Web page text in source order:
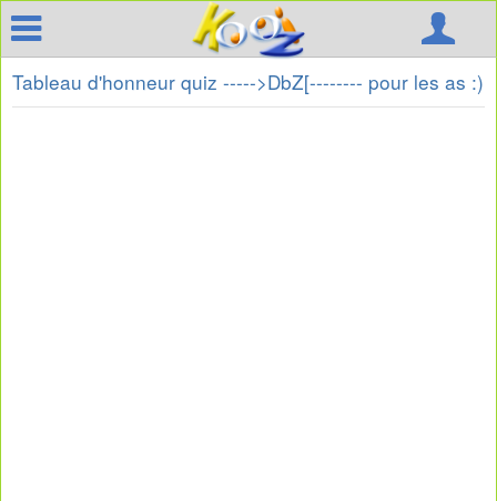
Tableau d'honneur quiz ----->DbZ[-------- pour les as :)